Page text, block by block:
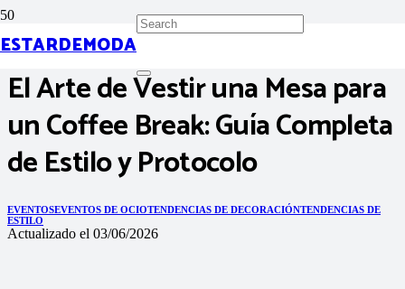
ESTARDEMODA
El Arte de Vestir una Mesa para
un Coffee Break: Guía Completa
de Estilo y Protocolo
EVENTOSEVENTOS DE OCIOTENDENCIAS DE DECORACIÓNTENDENCIAS DE
ESTILO
Actualizado el 03/06/2026